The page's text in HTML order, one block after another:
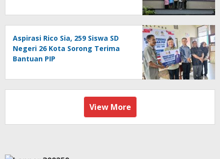
Aspirasi Rico Sia, 259 Siswa SD
Negeri 26 Kota Sorong Terima
Bantuan PIP
View More